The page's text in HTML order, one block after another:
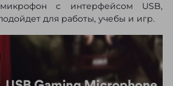
с интерфейсом USB,
для работы, учебы и игр.